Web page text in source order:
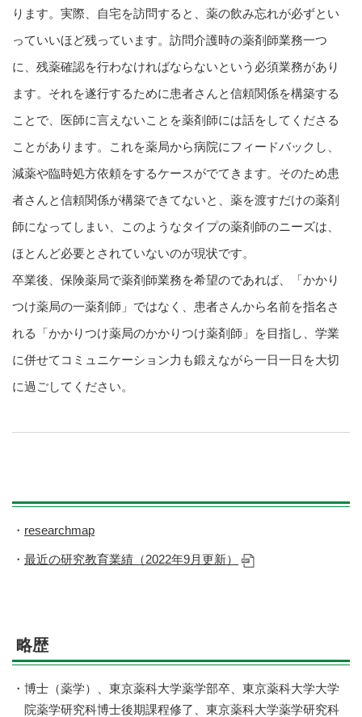
ります。実際、自宅を訪問すると、薬の飲み忘れが必ずとい
っていいほど残っています。訪問介護時の薬剤師業務一つ
に、残薬確認を行わなければならないという必須業務があり
ます。それを遂行するために患者さんと信頼関係を構築する
ことで、医師に言えないことを薬剤師には話をしてくださる
ことがあります。これを薬局から病院にフィードバックし、
減薬や臨時処方依頼をするケースがでてきます。そのため患
者さんと信頼関係が構築できてないと、薬を渡すだけの薬剤
師になってしまい、このようなタイプの薬剤師のニーズは、
ほとんど必要とされていないのが現状です。
卒業後、保険薬局で薬剤師業務を希望のであれば、「かかり
つけ薬局の一薬剤師」ではなく、患者さんから名前を指名さ
れる「かかりつけ薬局のかかりつけ薬剤師」を目指し、学業
に併せてコミュニケーション力も鍛えながら一日一日を大切
に過ごしてください。
researchmap
最近の研究教育業績（2022年9月更新）
略歴
博士（薬学）、東京薬科大学薬学部卒、東京薬科大学大学
院薬学研究科博士後期課程修了、東京薬科大学薬学研究科